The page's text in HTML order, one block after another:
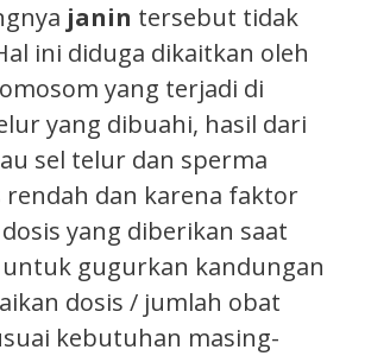
janin tersebut tidak
ini diduga dikaitkan oleh
yang terjadi di
yang dibuahi, hasil dari
sel telur dan sperma
rendah dan karena faktor
yang diberikan saat
gugurkan kandungan
dosis / jumlah obat
kebutuhan masing-